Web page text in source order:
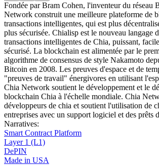
Fondée par Bram Cohen, l'inventeur du réseau
Network construit une meilleure plateforme de
transactions intelligentes, qui est plus
plus sécurisée. Chialisp est le nouveau langage
transactions intelligentes de Chia, puissant,
sécurisé. La blockchain est alimentée par le
algorithme de consensus de style Nakamoto
Bitcoin en 2008. Les preuves d'espace et de
"preuves de travail" énergivores en utilisant
Chia Network soutient le développement et le
blockchain Chia à l'échelle mondiale. Chia
développeurs de chia et soutient l'utilisation de
entreprises avec un support logiciel et des prêts
Narratives:
Smart Contract Platform
Layer 1 (L1)
DePIN
Made in USA